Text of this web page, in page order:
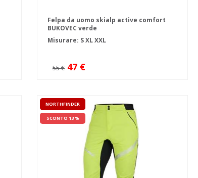
Felpa da uomo skialp active comfort
BUKOVEC verde
Misurare: SXLXXL
55 € 47 €
NORTHFINDER
SCONTO 13 %